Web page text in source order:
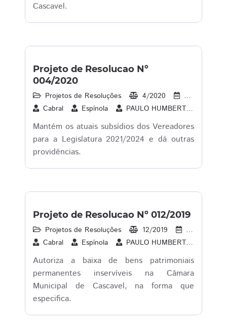
Cascavel.
Projeto de Resolucao Nº
004/2020
Projetos de Resoluções 4/2020
22/06/2020
Cabral
Espínola PAULO HUMBERTO PORTO BORGES
Mantém os atuais subsídios dos Vereadores
para a Legislatura 2021/2024 e dá outras
providências.
Projeto de Resolucao Nº 012/2019
Projetos de Resoluções 12/2019
29/10/2019
Cabral
Espínola PAULO HUMBERTO PORTO BORGES
Autoriza a baixa de bens patrimoniais
permanentes inservíveis na Câmara
Municipal de Cascavel, na forma que
especifica.